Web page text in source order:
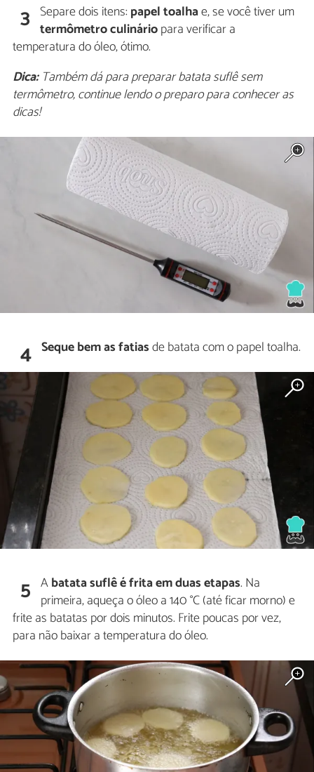
3 Separe dois itens:papel toalhae, se você tiver um
termômetro culináriopara verificar a
temperatura do óleo, ótimo.
Dica:Também dá para preparar batata suflê sem
termômetro, continue lendo o preparo para conhecer as
dicas!
4 Seque bem as fatiasde batata com o papel toalha.
5 Abatata suflê é frita em duas etapas. Na
primeira, aqueça o óleo a 140 °C (até ficar morno) e
frite as batatas por dois minutos. Frite poucas por vez,
para não baixar a temperatura do óleo.